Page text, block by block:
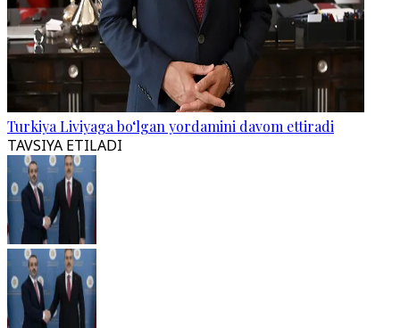
Turkiya Liviyaga bo‘lgan yordamini davom ettiradi
TAVSIYA ETILADI